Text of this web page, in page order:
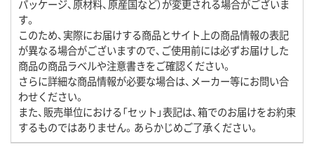
パッケージ、原材料、原産国など）が変更される場合がございま
す。
このため、実際にお届けする商品とサイト上の商品情報の表記
が異なる場合がございますので、ご使用前には必ずお届けした
商品の商品ラベルや注意書きをご確認ください。
さらに詳細な商品情報が必要な場合は、メーカー等にお問い合
わせください。
また、販売単位における「セット」表記は、箱でのお届けをお約束
するものではありません。あらかじめご了承ください。